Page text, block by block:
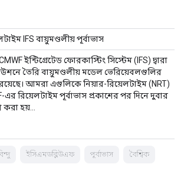
IFS বায়ুমণ্ডলীয় পূর্বাভাস
ইন্টিগ্রেটেড ফোরকাস্টিং সিস্টেম (IFS) দ্বারা
তৈরি বায়ুমণ্ডলীয় মডেল ভেরিয়েবলগুলির
রয়েছে। আমরা এগুলিকে নিয়ার-রিয়েলটাইম (NRT)
রিয়েলটাইম পূর্বাভাস প্রকাশের পর দিনে দুবার
করা হয়…
ইসিএমডব্লিউএফ পূর্বাভাস বৈশ্বিক